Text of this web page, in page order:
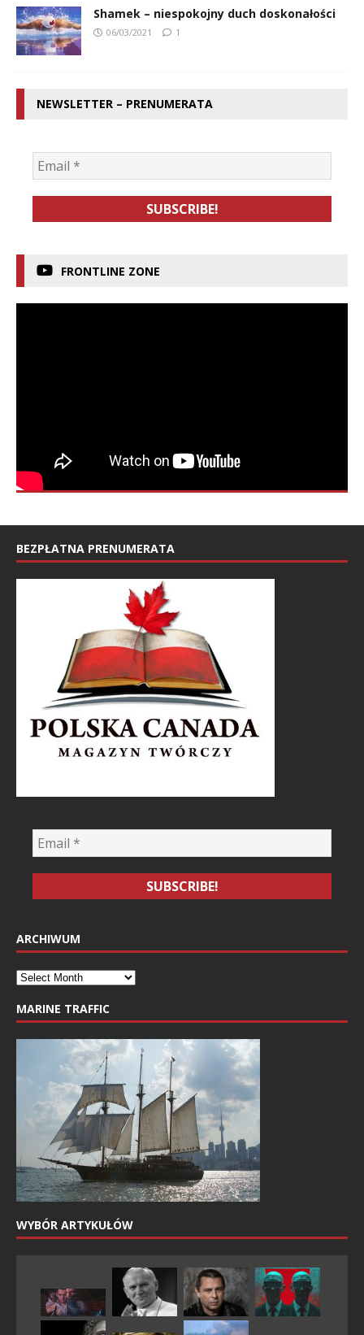
Shamek – niespokojny duch doskonałości
06/03/2021 1
NEWSLETTER – PRENUMERATA
FRONTLINE ZONE
BEZPŁATNA PRENUMERATA
ARCHIWUM
MARINE TRAFFIC
WYBÓR ARTYKUŁÓW